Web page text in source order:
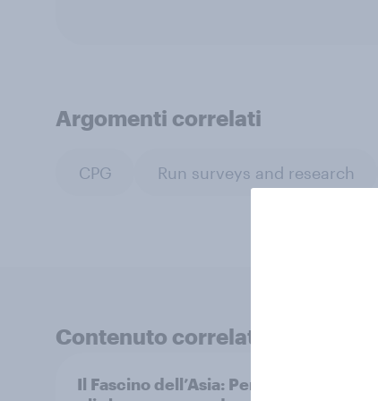
Argomenti correlati
CPG Run surveys and research
Contenuto correlato
Il Fascino dell’Asia: Perchè